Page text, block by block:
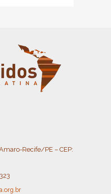
Recife/PE – CEP: